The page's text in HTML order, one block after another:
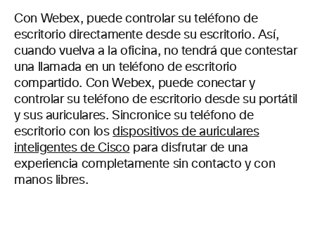
Con Webex, puede controlar su teléfono de
escritorio directamente desde su escritorio. Así,
cuando vuelva a la oficina, no tendrá que contestar
una llamada en un teléfono de escritorio
compartido. Con Webex, puede conectar y
controlar su teléfono de escritorio desde su portátil
y sus auriculares. Sincronice su teléfono de
escritorio con losdispositivos de auriculares
inteligentes de Cisco para disfrutar de una
experiencia completamente sin contacto y con
manos libres.